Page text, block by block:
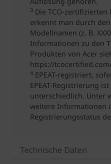
Technische Daten